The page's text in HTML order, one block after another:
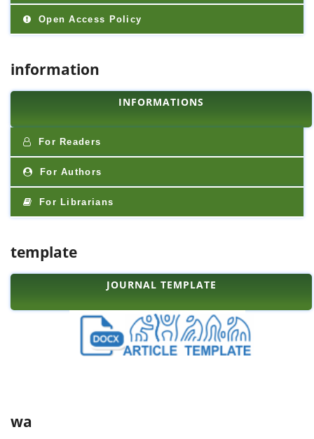
Open Access Policy
information
INFORMATIONS
For Readers
For Authors
For Librarians
template
JOURNAL TEMPLATE
wa